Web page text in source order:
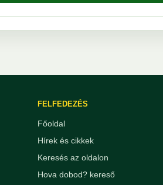
FELFEDEZÉS
Főoldal
Hírek és cikkek
Keresés az oldalon
Hova dobod? kereső